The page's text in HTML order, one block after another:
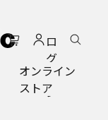
ロ
グ
イ
ン
オンライン
ストア